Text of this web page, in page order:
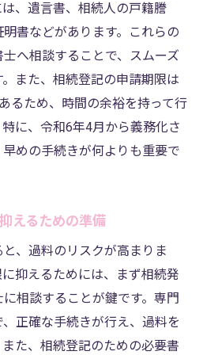
、遺言書、相続人の戸籍謄
書などがあります。これらの
へ相談することで、スムーズ
また、相続登記の申請期限は
るため、時間の余裕を持って行
に、令和6年4月から義務化さ
めの手続きが何よりも重要で
えるための準備
、過料のリスクが高まりま
抑えるためには、まず相続発
相談することが鍵です。専門
正確な手続きが行え、過料を
た、相続登記のための必要書